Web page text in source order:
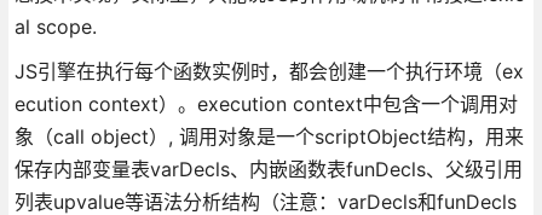
al scope.
JS引擎在执行每个函数实例时，都会创建一个执行环境（ex
ecution context）。execution context中包含一个调用对
象（call object）, 调用对象是一个scriptObject结构，用来
保存内部变量表varDecls、内嵌函数表funDecls、父级引用
列表upvalue等语法分析结构（注意：varDecls和funDecls